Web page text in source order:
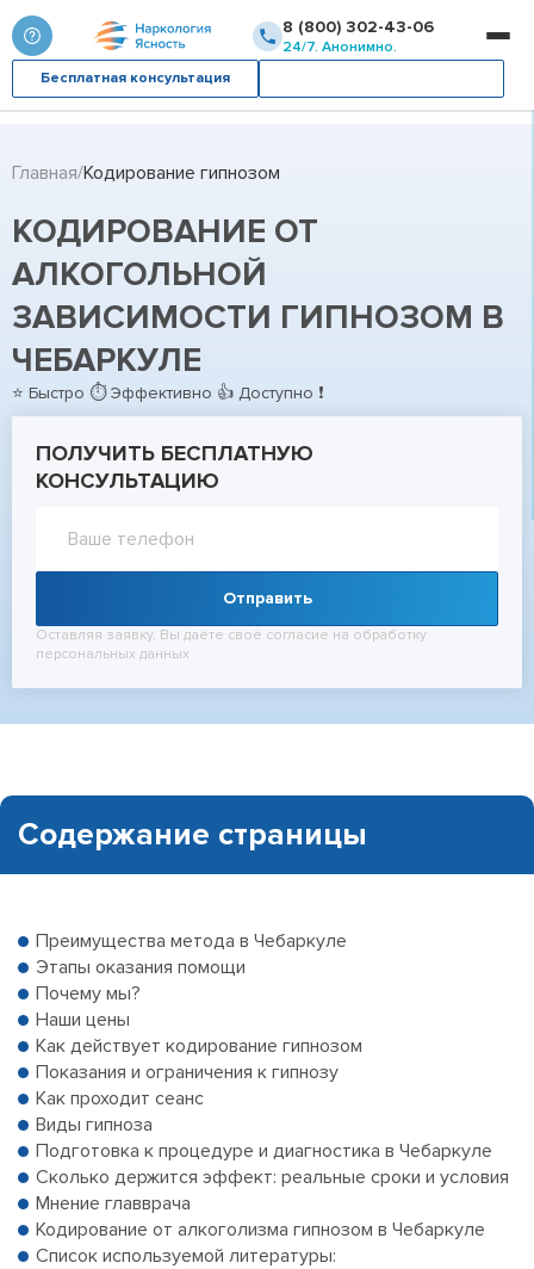
8 (800) 302-43-06
24/7. Анонимно.
Бесплатная консультация
Главная Кодирование гипнозом
КОДИРОВАНИЕ ОТ
АЛКОГОЛЬНОЙ
ЗАВИСИМОСТИ ГИПНОЗОМ В
ЧЕБАРКУЛЕ
⭐ Быстро ⏱ Эффективно 👍 Доступно ❗
ПОЛУЧИТЬ БЕСПЛАТНУЮ
КОНСУЛЬТАЦИЮ
Отправить
Оставляя заявку, Вы даёте своё согласие на обработку
персональных данных
Содержание страницы
Преимущества метода в Чебаркуле
Этапы оказания помощи
Почему мы?
Наши цены
Как действует кодирование гипнозом
Показания и ограничения к гипнозу
Как проходит сеанс
Виды гипноза
Подготовка к процедуре и диагностика в Чебаркуле
Сколько держится эффект: реальные сроки и условия
Мнение главврача
Кодирование от алкоголизма гипнозом в Чебаркуле
Список используемой литературы: